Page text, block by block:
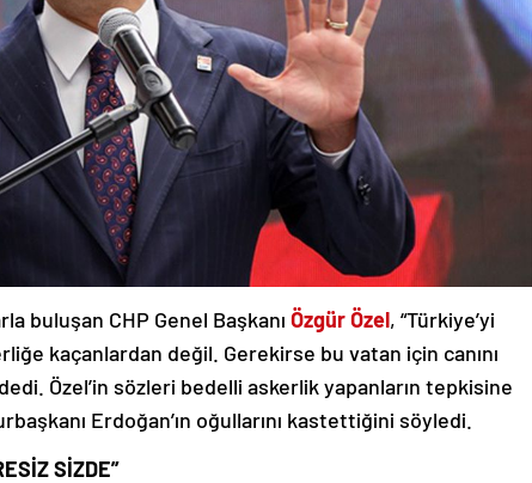
buluşan CHP Genel Başkanı Özgür Özel, “Türkiye’yi
kaçanlardan değil. Gerekirse bu vatan için canını
Özel’in sözleri bedelli askerlik yapanların tepkisine
Erdoğan’ın oğullarını kastettiğini söyledi.
SİZDE”